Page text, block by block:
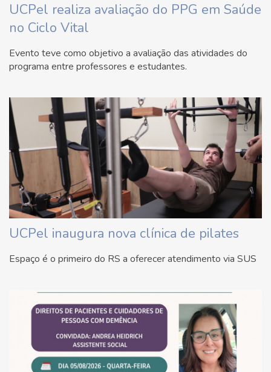
UCPel realiza avaliação do PPG em Saúde
no Ciclo Vital
Evento teve como objetivo a avaliação das atividades do
programa entre professores e estudantes.
UCPel inaugura nova clínica de pilates
Espaço é o primeiro do RS a oferecer atendimento via SUS